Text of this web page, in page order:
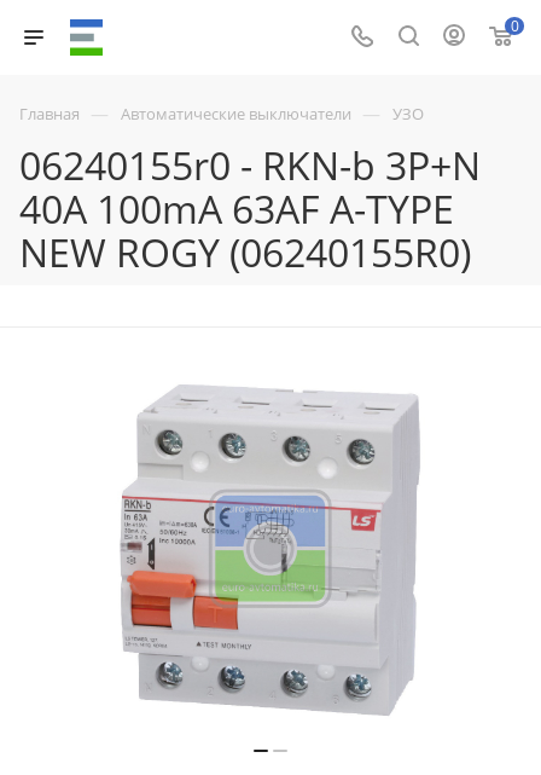
0
Главная — Автоматические выключатели — УЗО
06240155r0 - RKN-b 3P+N
40A 100mA 63AF A-TYPE
NEW ROGY (06240155R0)